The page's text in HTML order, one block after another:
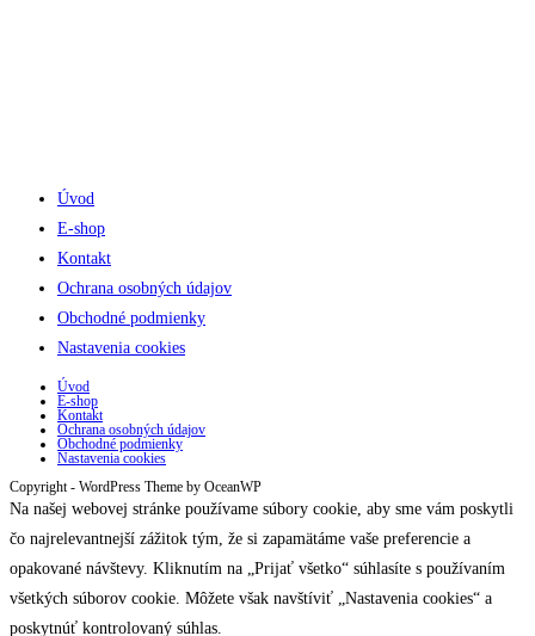
Úvod
E-shop
Kontakt
Ochrana osobných údajov
Obchodné podmienky
Nastavenia cookies
Úvod
E-shop
Kontakt
Ochrana osobných údajov
Obchodné podmienky
Nastavenia cookies
Copyright - WordPress Theme by OceanWP
Na našej webovej stránke používame súbory cookie, aby sme vám poskytli
čo najrelevantnejší zážitok tým, že si zapamätáme vaše preferencie a
opakované návštevy. Kliknutím na „Prijať všetko“ súhlasíte s používaním
všetkých súborov cookie. Môžete však navštíviť „Nastavenia cookies“ a
poskytnúť kontrolovaný súhlas.